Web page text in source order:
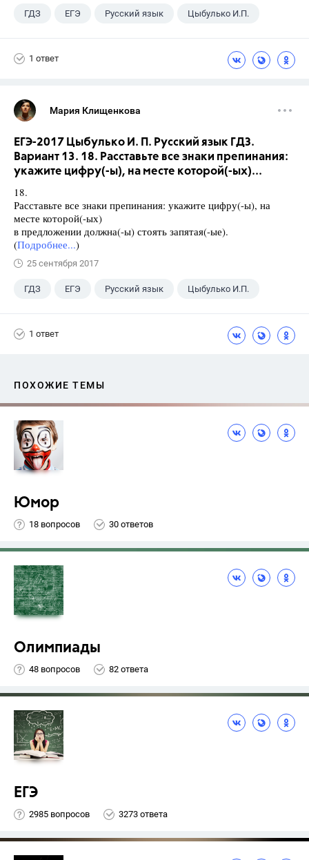
ГДЗ ЕГЭ Русский язык Цыбулько И.П.
1 ответ
Мария Клищенкова
ЕГЭ-2017 Цыбулько И. П. Русский язык ГДЗ.
Вариант 13. 18. Расставьте все знаки препинания:
укажите цифру(-ы), на месте которой(-ых)...
18.
Расставьте все знаки препинания: укажите цифру(-ы), на
месте которой(-ых)
в предложении должна(-ы) стоять запятая(-ые).
(Подробнее...)
25 сентября 2017
ГДЗ ЕГЭ Русский язык Цыбулько И.П.
1 ответ
ПОХОЖИЕ ТЕМЫ
Юмор
18 вопросов 30 ответов
Олимпиады
48 вопросов 82 ответа
ЕГЭ
2985 вопросов 3273 ответа